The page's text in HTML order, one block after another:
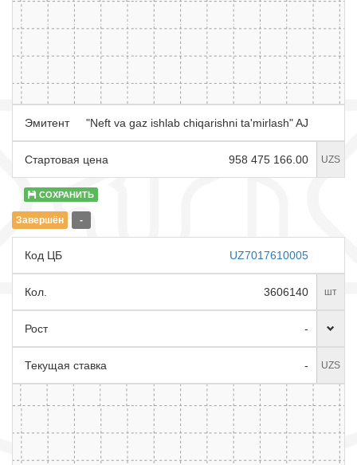
Эмитент "Neft va gaz ishlab chiqarishni ta'mirlash" AJ
Стартовая цена 958 475 166.00 UZS
СОХРАНИТЬ
Завершён -
Код ЦБ UZ7017610005
Кол. 3606140 шт
Рост -
Текущая ставка - UZS